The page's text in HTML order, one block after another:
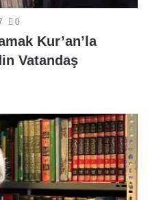
0
Kur’an’la
Vatandaş